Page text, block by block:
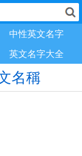
中性英文名字
英文名字大全
名稱